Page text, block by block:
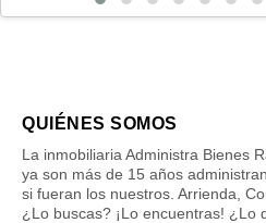
QUIÉNES SOMOS
La inmobiliaria Administra Bienes
ya son más de 15 años
si fueran los nuestros. Arrienda,
¿Lo buscas? ¡Lo encuentras! ¿Lo